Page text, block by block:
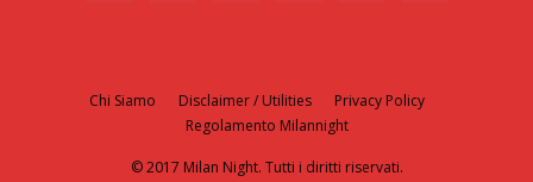
Chi Siamo Disclaimer / Utilities
Privacy Policy
Regolamento Milannight
© 2017 Milan Night. Tutti i diritti riservati.